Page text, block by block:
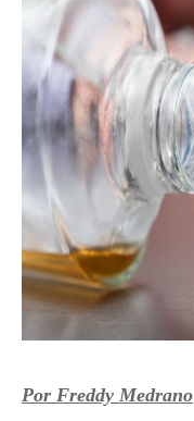
Por Freddy Medrano